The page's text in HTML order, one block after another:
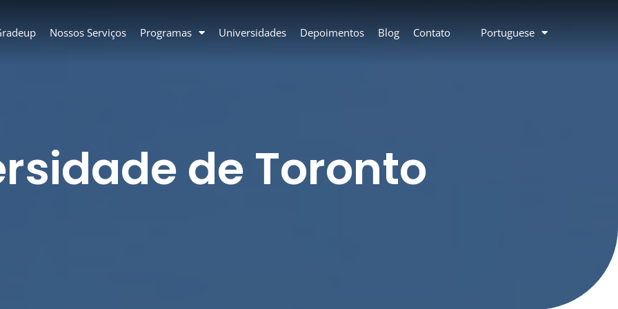
Nossos Serviços Programas Universidades Depoimentos Blog Contato Portuguese
de Toronto